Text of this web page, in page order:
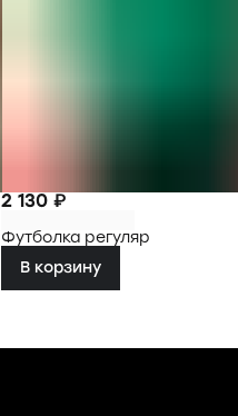
2 130 ₽
Футболка регуляр
В корзину